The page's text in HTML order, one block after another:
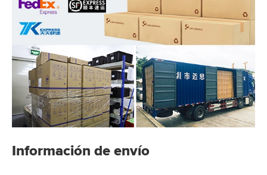
Información de envío